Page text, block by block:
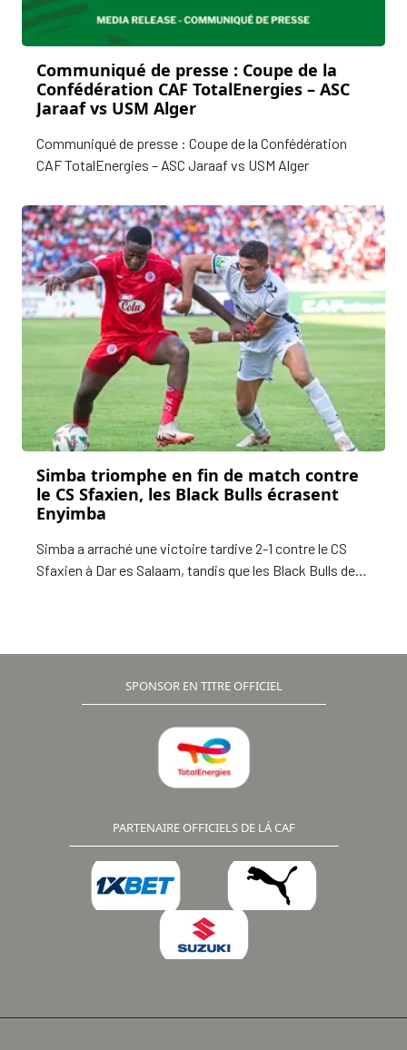
Communiqué de presse : Coupe de la
Confédération CAF TotalEnergies – ASC
Jaraaf vs USM Alger
Communiqué de presse : Coupe de la Confédération
CAF TotalEnergies – ASC Jaraaf vs USM Alger
Simba triomphe en fin de match contre
le CS Sfaxien, les Black Bulls écrasent
Enyimba
Simba a arraché une victoire tardive 2-1 contre le CS
Sfaxien à Dar es Salaam, tandis que les Black Bulls de
de la Confédération TotalEnergies de la CAF disputée
ce dimanche 15 décembre 2024.
SPONSOR EN TITRE OFFICIEL
PARTENAIRE OFFICIELS DE LÁ CAF